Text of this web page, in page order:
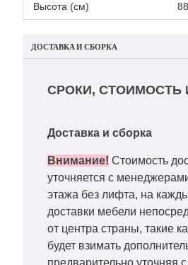
Высота (см)
ДОСТАВКА И СБОРКА
СРОКИ, СТОИМОСТЬ
Доставка и сборка
Внимание! Стоимость
уточняется с
этажа без лифта, на
доставки мебели
от центра страны, такие
будет взимать
предварительно уточняя